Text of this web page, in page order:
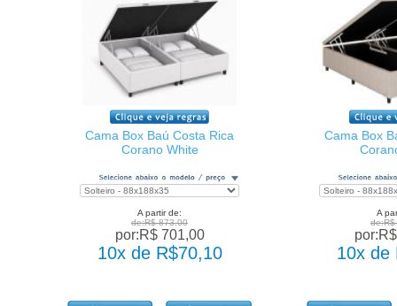
Cama Box Baú Costa Rica
Corano White
A partir de:
de:R$ 873,00
por:R$ 701,00
10x de R$70,10
Cama Box
A
10x de